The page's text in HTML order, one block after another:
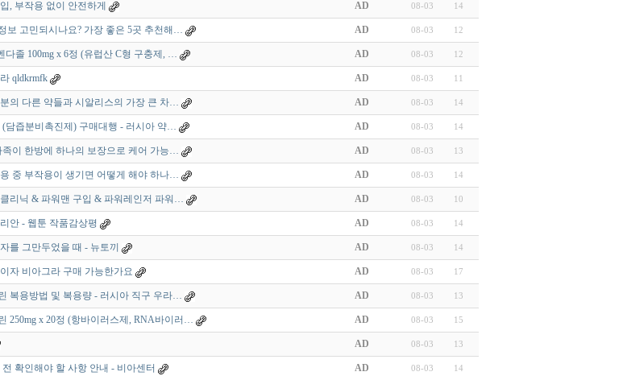
, 부작용 없이 안전하게 AD 08-03 14
보 고민되시나요? 가장 좋은 5곳 추천해… AD 08-03 12
다졸 100mg x 6정 (유럽산 C형 구충제, … AD 08-03 12
qldkrmfk AD 08-03 11
의 다른 약들과 시알리스의 가장 큰 차… AD 08-03 14
(담즙분비촉진제) 구매대행 - 러시아 약… AD 08-03 14
족이 한방에 하나의 보장으로 케어 가능… AD 08-03 13
중 부작용이 생기면 어떻게 해야 하나… AD 08-03 14
리닉 & 파워맨 구입 & 파워레인저 파워… AD 08-03 10
안 - 웹툰 작품감상평 AD 08-03 14
를 그만두었을 때 - 뉴토끼 AD 08-03 14
자 비아그라 구매 가능한가요 AD 08-03 17
복용방법 및 복용량 - 러시아 직구 우라… AD 08-03 13
250mg x 20정 (항바이러스제, RNA바이러… AD 08-03 15
AD 08-03 13
확인해야 할 사항 안내 - 비아센터 AD 08-03 14